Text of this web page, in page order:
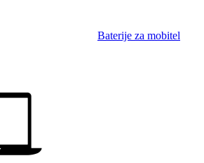
Baterije za mobitel